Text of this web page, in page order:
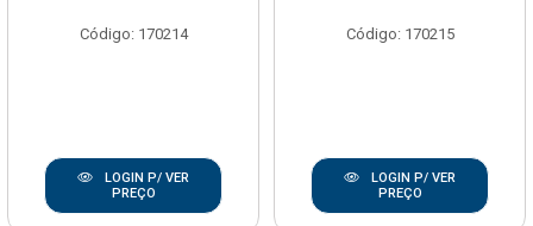
Código: 170214
LOGIN P/ VER
PREÇO
Código: 170215
LOGIN P/ VER
PREÇO